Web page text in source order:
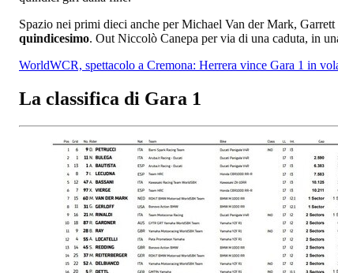
Spazio nei primi dieci anche per Michael Van der Mark,
quindicesimo. Out Niccolò Canepa per via di una caduta, in
WorldWCR, spettacolo a Cremona: Herrera vince Gara 1 in
La classifica di Gara 1